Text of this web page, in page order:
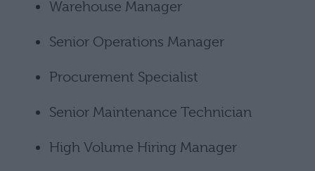
Warehouse Manager
Senior Operations Manager
Procurement Specialist
Senior Maintenance Technician
High Volume Hiring Manager